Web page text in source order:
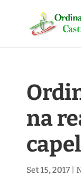
na
Set 15, 2017|